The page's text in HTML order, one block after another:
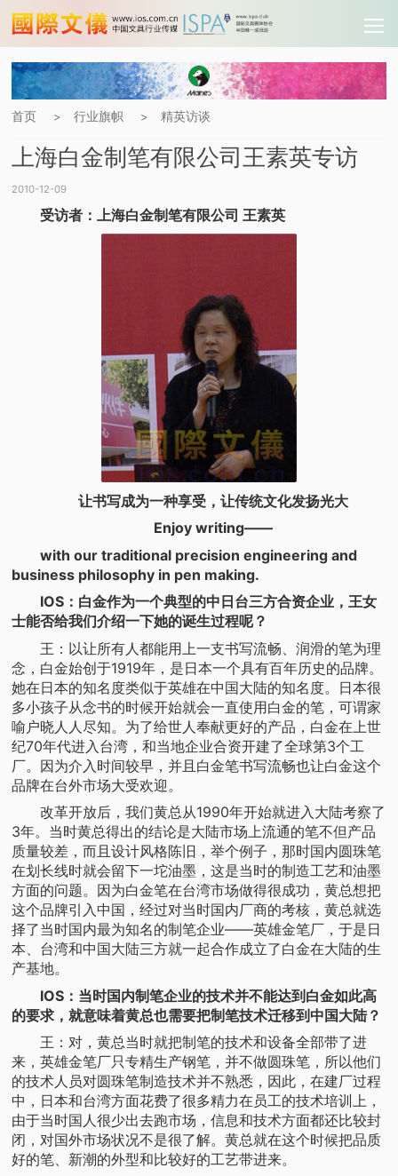
首页 > 行业旗帜 > 精英访谈
上海白金制笔有限公司王素英专访
2010-12-09
受访者：上海白金制笔有限公司 王素英
让书写成为一种享受，让传统文化发扬光大
Enjoy writing——
with our traditional precision engineering and
business philosophy in pen making.
IOS：白金作为一个典型的中日台三方合资企业，王女
士能否给我们介绍一下她的诞生过程呢？
王：以让所有人都能用上一支书写流畅、润滑的笔为理
念，白金始创于1919年，是日本一个具有百年历史的品牌。
她在日本的知名度类似于英雄在中国大陆的知名度。日本很
多小孩子从念书的时候开始就会一直使用白金的笔，可谓家
喻户晓人人尽知。为了给世人奉献更好的产品，白金在上世
纪70年代进入台湾，和当地企业合资开建了全球第3个工
厂。因为介入时间较早，并且白金笔书写流畅也让白金这个
品牌在台外市场大受欢迎。
改革开放后，我们黄总从1990年开始就进入大陆考察了
3年。当时黄总得出的结论是大陆市场上流通的笔不但产品
质量较差，而且设计风格陈旧，举个例子，那时国内圆珠笔
在划长线时就会留下一坨油墨，这是当时的制造工艺和油墨
方面的问题。因为白金笔在台湾市场做得很成功，黄总想把
这个品牌引入中国，经过对当时国内厂商的考核，黄总就选
择了当时国内最为知名的制笔企业——英雄金笔厂，于是日
本、台湾和中国大陆三方就一起合作成立了白金在大陆的生
产基地。
IOS：当时国内制笔企业的技术并不能达到白金如此高
的要求，就意味着黄总也需要把制笔技术迁移到中国大陆？
王：对，黄总当时就把制笔的技术和设备全部带了进
来，英雄金笔厂只专精生产钢笔，并不做圆珠笔，所以他们
的技术人员对圆珠笔制造技术并不熟悉，因此，在建厂过程
中，日本和台湾方面花费了很多精力在员工的技术培训上，
由于当时国人很少出去跑市场，信息和技术方面都还比较封
闭，对国外市场状况不是很了解。黄总就在这个时候把品质
好的笔、新潮的外型和比较好的工艺带进来。